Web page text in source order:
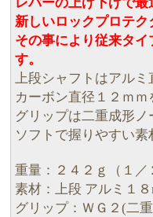
新しいロックプロテ
その事により従来タ
す。
上段シャフトはアル
カーボン直径１２ｍ
グリップは二重成形
ソフトで握りやすい素
重量：２４２ｇ（１／
素材：上段 アルミ１
グリップ：ＷＧ２(二